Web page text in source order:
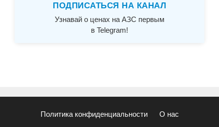
ПОДПИСАТЬСЯ НА КАНАЛ
Узнавай о ценах на АЗС первым
в Telegram!
Политика конфиденциальности О нас